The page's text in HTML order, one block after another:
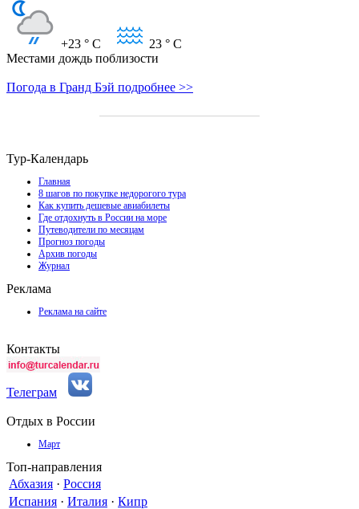
+23 ° C 23 ° C
Местами дождь поблизости
Погода в Гранд Бэй подробнее >>
Тур-Календарь
Главная
8 шагов по покупке недорогого тура
Как купить дешевые авиабилеты
Где отдохнуть в России на море
Путеводители по месяцам
Прогноз погоды
Архив погоды
Журнал
Реклама
Реклама на сайте
Контакты
Телеграм
Отдых в России
Март
Топ-направления
Абхазия · Россия
Испания · Италия · Кипр